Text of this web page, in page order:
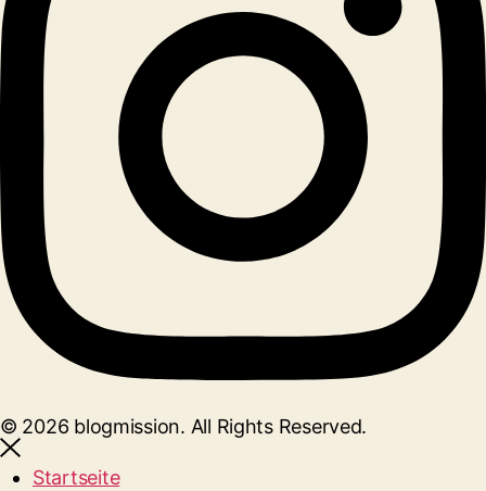
© 2026 blogmission. All Rights Reserved.
Startseite